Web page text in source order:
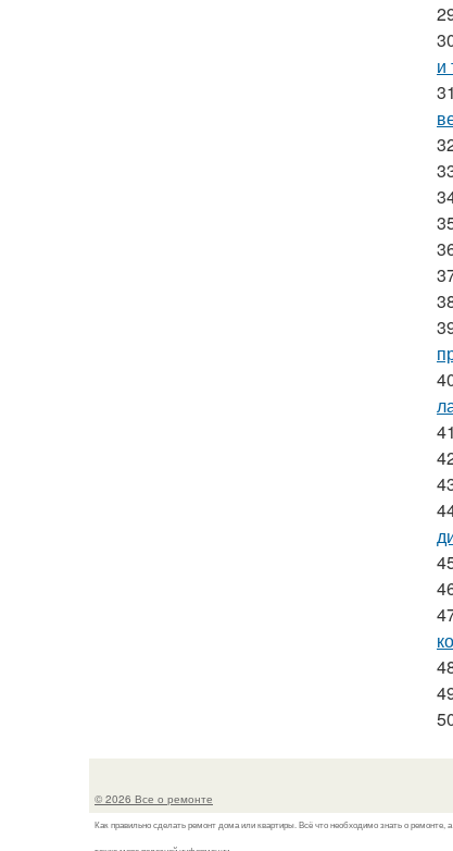
и
© 2026 Все о ремонте
Как правильно сделать ремонт дома или квартиры. Всё что необходимо знать о ремонте, а